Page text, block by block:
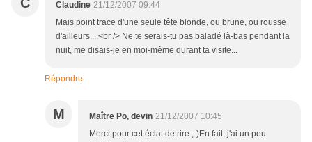
Claudine 21/12/2007 09:44
Mais point trace d'une seule tête blonde, ou brune, ou rousse
d'ailleurs....<br /> Ne te serais-tu pas baladé là-bas pendant la
nuit, me disais-je en moi-même durant ta visite...
Répondre
M Maître Po, devin 21/12/2007 10:45
Merci pour cet éclat de rire ;-)En fait, j'ai un peu